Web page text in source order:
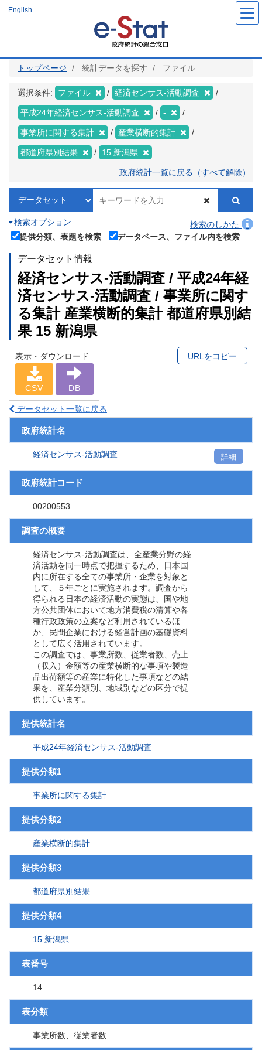
ツ
English
トップページ 統計データを探す ファイル
選択条件: ファイル 経済センサス‐活動調査
平成24年経済センサス‐活動調査 -
事業所に関する集計 産業横断的集計
都道府県別結果 15 新潟県
政府統計一覧に戻る（すべて解除）
検索オプション
検索のしかた
提供分類、表題を検索
データベース、ファイル内を検索
データセット情報
経済センサス‐活動調査 / 平成24年経
済センサス‐活動調査 / 事業所に関す
る集計 産業横断的集計 都道府県別結
果 15 新潟県
表示・ダウンロード
CSV DB
URLをコピー
データセット一覧に戻る
政府統計名
経済センサス‐活動調査 詳細
政府統計コード
00200553
調査の概要
経済センサス‐活動調査は、全産業分野の経
済活動を同一時点で把握するため、日本国
内に所在する全ての事業所・企業を対象と
して、５年ごとに実施されます。調査から
得られる日本の経済活動の実態は、国や地
方公共団体において地方消費税の清算や各
種行政政策の立案など利用されているほ
か、民間企業における経営計画の基礎資料
として広く活用されています。
この調査では、事業所数、従業者数、売上
（収入）金額等の産業横断的な事項や製造
品出荷額等の産業に特化した事項などの結
果を、産業分類別、地域別などの区分で提
供しています。
提供統計名
平成24年経済センサス‐活動調査
提供分類1
事業所に関する集計
提供分類2
産業横断的集計
提供分類3
都道府県別結果
提供分類4
15 新潟県
表番号
14
表分類
事業所数、従業者数